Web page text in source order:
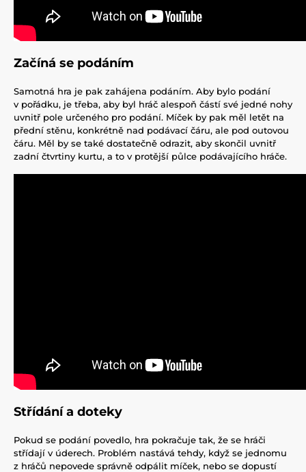
Začíná se podáním
Samotná hra je pak zahájena podáním. Aby bylo podání
v pořádku, je třeba, aby byl hráč alespoň částí své jedné nohy
uvnitř pole určeného pro podání. Míček by pak měl letět na
přední stěnu, konkrétně nad podávací čáru, ale pod outovou
čáru. Měl by se také dostatečně odrazit, aby skončil uvnitř
zadní čtvrtiny kurtu, a to v protější půlce podávajícího hráče.
Střídání a doteky
Pokud se podání povedlo, hra pokračuje tak, že se hráči
střídají v úderech. Problém nastává tehdy, když se jednomu
z hráčů nepovede správně odpálit míček, nebo se dopustí